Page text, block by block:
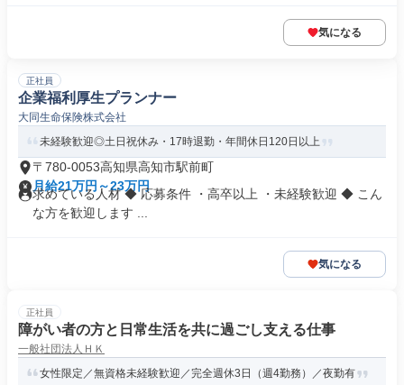
気になる
正社員
企業福利厚生プランナー
大同生命保険株式会社
未経験歓迎◎土日祝休み・17時退勤・年間休日120日以上
〒780-0053高知県高知市駅前町
月給21万円～23万円
求めている人材 ◆ 応募条件 ・高卒以上 ・未経験歓迎 ◆ こん
な方を歓迎します ...
気になる
正社員
障がい者の方と日常生活を共に過ごし支える仕事
一般社団法人ＨＫ
女性限定／無資格未経験歓迎／完全週休3日（週4勤務）／夜勤有